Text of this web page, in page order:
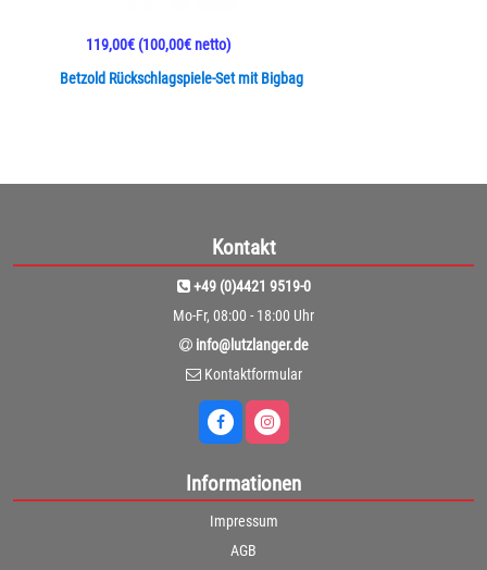
Betzold Rückschlagspiele-Set mit Bigbag
119,00€(100,00€ netto)
Kontakt
+49 (0)4421 9519-0
Mo-Fr, 08:00 - 18:00 Uhr
info@lutzlanger.de
Kontaktformular
Informationen
Impressum
AGB